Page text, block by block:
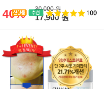
40% 30,000 원
17,900 원